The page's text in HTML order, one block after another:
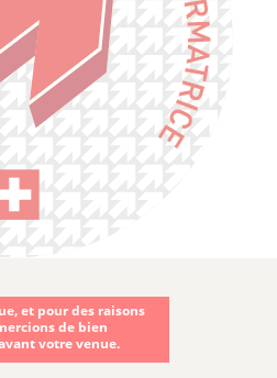
et pour des raisons
de bien
votre venue.